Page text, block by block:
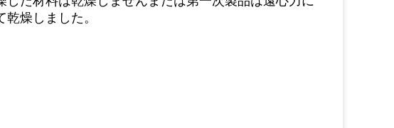
燥しました。